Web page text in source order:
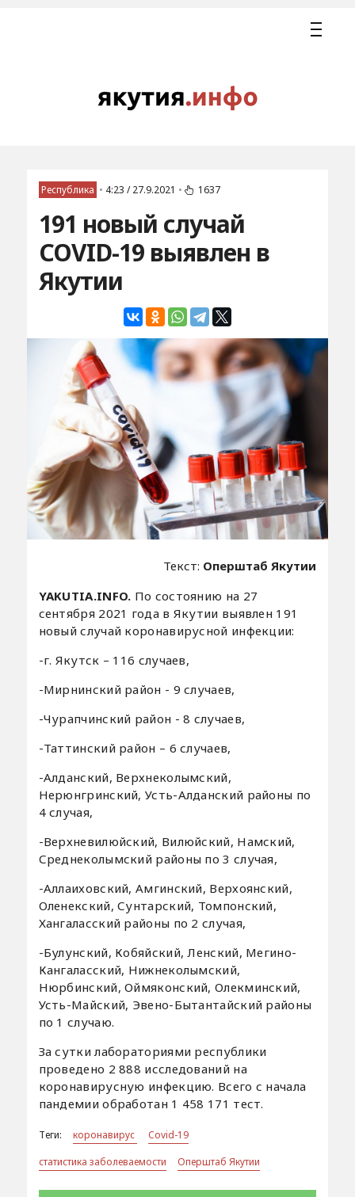
Республика • 4:23 / 27.9.2021 • 1637
191 новый случай
COVID-19 выявлен в
Якутии
Текст: Оперштаб Якутии
YAKUTIA.INFO. По состоянию на 27
сентября 2021 года в Якутии выявлен 191
новый случай коронавирусной инфекции:
-г. Якутск – 116 случаев,
-Мирнинский район - 9 случаев,
-Чурапчинский район - 8 случаев,
-Таттинский район – 6 случаев,
-Алданский, Верхнеколымский,
Нерюнгринский, Усть-Алданский районы по
4 случая,
-Верхневилюйский, Вилюйский, Намский,
Среднеколымский районы по 3 случая,
-Аллаиховский, Амгинский, Верхоянский,
Оленекский, Сунтарский, Томпонский,
Хангаласский районы по 2 случая,
-Булунский, Кобяйский, Ленский, Мегино-
Кангаласский, Нижнеколымский,
Нюрбинский, Оймяконский, Олекминский,
Усть-Майский, Эвено-Бытантайский районы
по 1 случаю.
За сутки лабораториями республики
проведено 2 888 исследований на
коронавирусную инфекцию. Всего с начала
пандемии обработан 1 458 171 тест.
Теги: коронавирус
Covid-19
статистика заболеваемости
Оперштаб Якутии